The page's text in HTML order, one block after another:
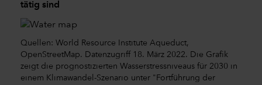
tätig sind
Quellen: World Resource Institute Aqueduct,
OpenStreetMap. Datenzugriff 18. März 2022. Die Grafik
zeigt die prognostizierten Wasserstressniveaus für 2030 in
einem Klimawandel-Szenario unter "Fortführung der